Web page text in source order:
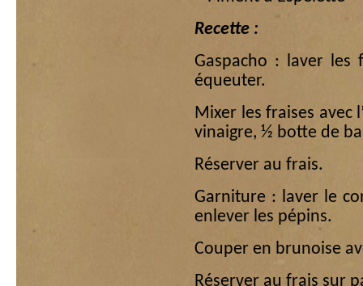
Recette :
Gaspacho : laver les
équeuter.
Mixer les fraises avec
vinaigre, ½ botte de
Réserver au frais.
Garniture : laver le
enlever les pépins.
Couper en brunoise
Réserver au frais sur